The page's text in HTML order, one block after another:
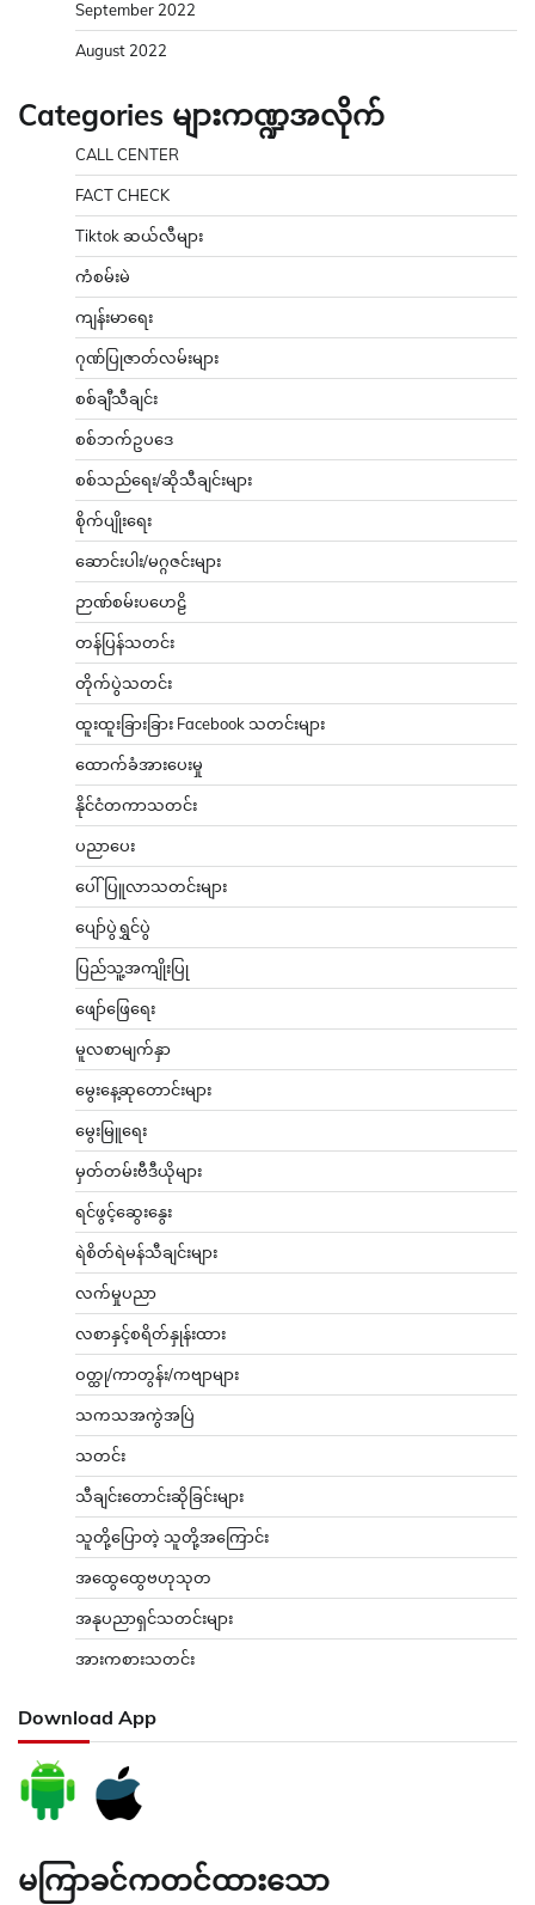
September 2022
August 2022
Categories များကဏ္ဍအလိုက်
CALL CENTER
FACT CHECK
Tiktok ဆယ်လီများ
ကံစမ်းမဲ
ကျန်းမာရေး
ဂုဏ်ပြုဇာတ်လမ်းများ
စစ်ချီသီချင်း
စစ်ဘက်ဥပဒေ
စစ်သည်ရေး/ဆိုသီချင်းများ
စိုက်ပျိုးရေး
ဆောင်းပါး/မဂ္ဂဇင်းများ
ဉာဏ်စမ်းပဟေဠိ
တန်ပြန်သတင်း
တိုက်ပွဲသတင်း
ထူးထူးခြားခြား Facebook သတင်းများ
ထောက်ခံအားပေးမှု
နိုင်ငံတကာသတင်း
ပညာပေး
ပေါ်ပြူလာသတင်းများ
ပျော်ပွဲရွှင်ပွဲ
ပြည်သူ့အကျိုးပြု
ဖျော်ဖြေရေး
မူလစာမျက်နှာ
မွေးနေ့ဆုတောင်းများ
မွေးမြူရေး
မှတ်တမ်းဗီဒီယိုများ
ရင်ဖွင့်ဆွေးနွေး
ရဲစိတ်ရဲမန်သီချင်းများ
လက်မှုပညာ
လစာနှင့်စရိတ်နှုန်းထား
ဝတ္ထု/ကာတွန်း/ကဗျာများ
သကသအကွဲအပြဲ
သတင်း
သီချင်းတောင်းဆိုခြင်းများ
သူတို့ပြောတဲ့ သူတို့အကြောင်း
အထွေထွေဗဟုသုတ
အနုပညာရှင်သတင်းများ
အားကစားသတင်း
Download App
မကြာခင်ကတင်ထားသော